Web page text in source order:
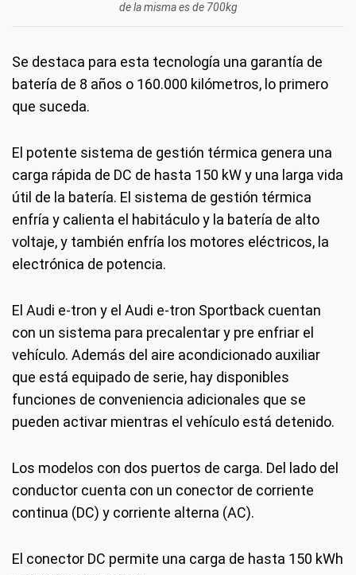
de la misma es de 700kg
Se destaca para esta tecnología una garantía de
batería de 8 años o 160.000 kilómetros, lo primero
que suceda.
El potente sistema de gestión térmica genera una
carga rápida de DC de hasta 150 kW y una larga vida
útil de la batería. El sistema de gestión térmica
enfría y calienta el habitáculo y la batería de alto
voltaje, y también enfría los motores eléctricos, la
electrónica de potencia.
El Audi e-tron y el Audi e-tron Sportback cuentan
con un sistema para precalentar y pre enfriar el
vehículo. Además del aire acondicionado auxiliar
que está equipado de serie, hay disponibles
funciones de conveniencia adicionales que se
pueden activar mientras el vehículo está detenido.
Los modelos con dos puertos de carga. Del lado del
conductor cuenta con un conector de corriente
continua (DC) y corriente alterna (AC).
El conector DC permite una carga de hasta 150 kWh